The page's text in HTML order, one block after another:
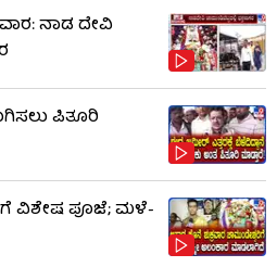
ನಾಡ ದೇವಿ
ಪಿತೂರಿ
ವಿಶೇಷ ಪೂಜೆ; ಮಳೆ-